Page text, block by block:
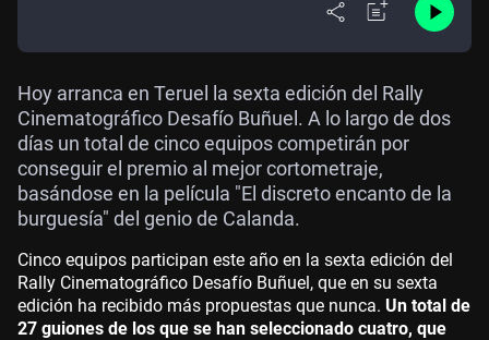
Hoy arranca en Teruel la sexta edición del Rally
Cinematográfico Desafío Buñuel. A lo largo de dos
días un total de cinco equipos competirán por
conseguir el premio al mejor cortometraje,
basándose en la película "El discreto encanto de la
burguesía" del genio de Calanda.
Cinco equipos participan este año en la sexta edición del
Rally Cinematográfico Desafío Buñuel, que en su sexta
edición ha recibido más propuestas que nunca. Un total de
27 guiones de los que se han seleccionado cuatro, que